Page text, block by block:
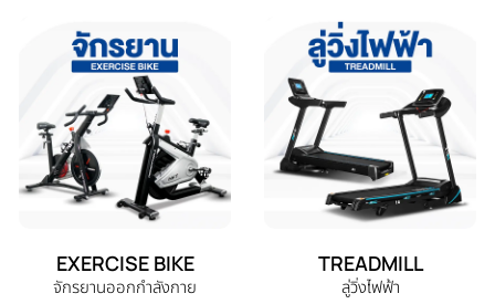
EXERCISE BIKE
จักรยานออกกำลังกาย
TREADMILL
ลู่วิ่งไฟฟ้า